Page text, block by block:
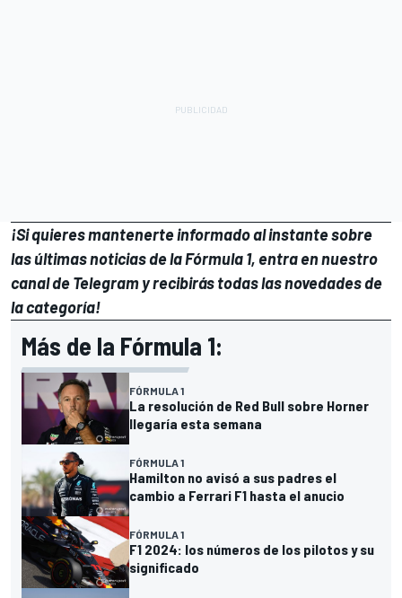
¡Si quieres mantenerte informado al instante sobre
las últimas noticias de la Fórmula 1, entra ennuestro
canal de Telegramy recibirás todas las novedades de
la categoría!
Más de la Fórmula 1:
FÓRMULA 1
La resolución de Red Bull sobre Horner
llegaría esta semana
FÓRMULA 1
Hamilton no avisó a sus padres el
cambio a Ferrari F1 hasta el anucio
FÓRMULA 1
F1 2024: los números de los pilotos y su
significado